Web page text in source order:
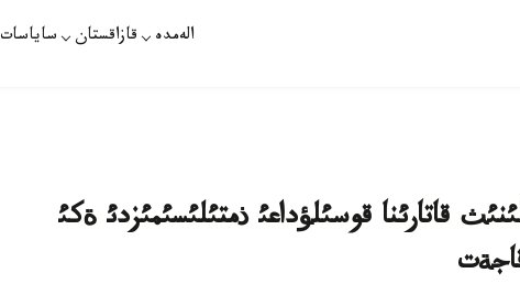
الەمدە قازاقستان ساياسات
الةمنئث دامئعان 30 ةلئنئث قاتارئنا قوسئلؤداعئ ذمتئلئسئمئزدئ ةكئ